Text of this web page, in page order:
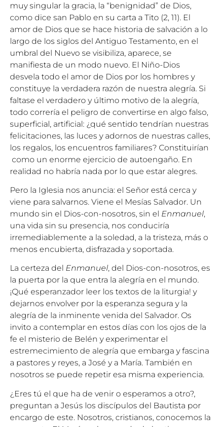
muy singular la gracia, la “benignidad” de Dios,
como dice san Pablo en su carta a Tito (2, 11). El
amor de Dios que se hace historia de salvación a lo
largo de los siglos del Antiguo Testamento, en el
umbral del Nuevo se visibiliza, aparece, se
manifiesta de un modo nuevo. El Niño-Dios
desvela todo el amor de Dios por los hombres y
constituye la verdadera razón de nuestra alegría. Si
faltase el verdadero y último motivo de la alegría,
todo correría el peligro de convertirse en algo falso,
superficial, artificial: ¿qué sentido tendrían nuestras
felicitaciones, las luces y adornos de nuestras calles,
los regalos, los encuentros familiares? Constituirían
como un enorme ejercicio de autoengaño. En
realidad no habría nada por lo que estar alegres.
Pero la Iglesia nos anuncia: el Señor está cerca y
viene para salvarnos. Viene el Mesías Salvador. Un
mundo sin el Dios-con-nosotros, sin el Enmanuel,
una vida sin su presencia, nos conduciría
irremediablemente a la soledad, a la tristeza, más o
menos encubierta, disfrazada y soportada.
La certeza del Enmanuel, del Dios-con-nosotros, es
la puerta por la que entra la alegría en el mundo.
¡Qué esperanzador leer los textos de la liturgia! y
dejarnos envolver por la esperanza segura y la
alegría de la inminente venida del Salvador. Os
invito a contemplar en estos días con los ojos de la
fe el misterio de Belén y experimentar el
estremecimiento de alegría que embarga y fascina
a pastores y reyes, a José y a María. También en
nosotros se puede repetir esa misma experiencia.
¿Eres tú el que ha de venir o esperamos a otro?,
preguntan a Jesús los discípulos del Bautista por
encargo de este. Nosotros, cristianos, conocemos la